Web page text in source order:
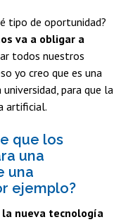
tipo de oportunidad?
va a obligar a
todos nuestros
yo creo que es una
para que la
artificial.
que los
una
una
ejemplo?
nueva tecnología